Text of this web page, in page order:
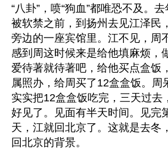
“八卦”，喷“狗血”都唯恐不及。
被软禁之前，到扬州去见江泽民
旁边的一座宾馆里。江不见，周
感到周这时候来是给他填麻烦，
爱待著就待著吧，给他买点盒饭
属照办，给周买了12盒盒饭。周
实实把12盒盒饭吃完，三天过去
好见了。见面有半天时间。见完
天，江就回北京了。这就是去冬
回北京的背景。